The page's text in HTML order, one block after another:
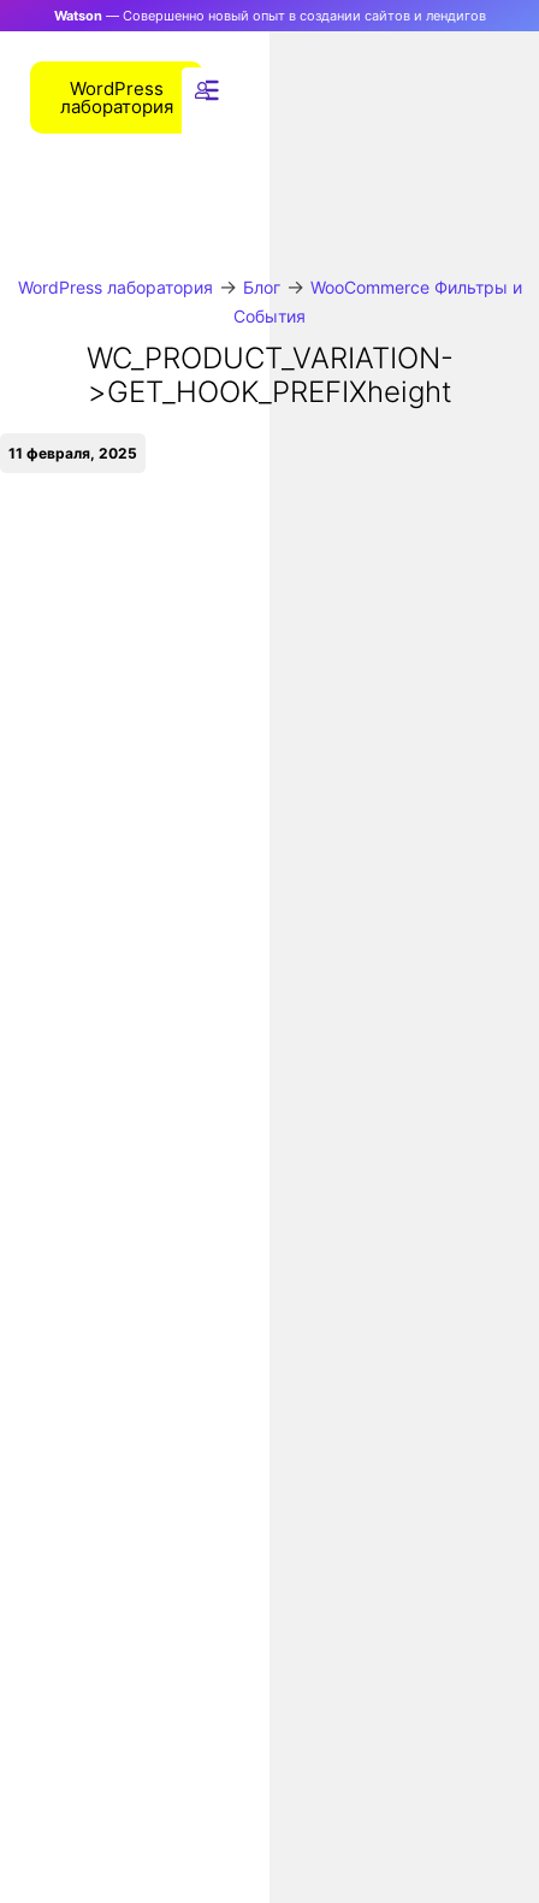
Watson— Совершенно новый опыт в создании сайтов и лендигов
WordPress
лаборатория
WordPress лаборатория → Блог→ WooCommerce Фильтры и
События
WC_PRODUCT_VARIATION-
>GET_HOOK_PREFIXheight
11 февраля, 2025